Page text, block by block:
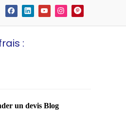
:
un devis Blog